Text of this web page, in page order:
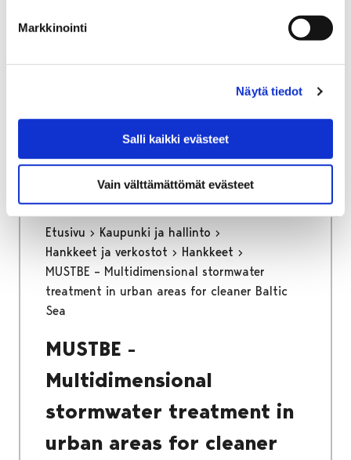
Markkinointi
Näytä tiedot
Salli kaikki evästeet
Vain välttämättömät evästeet
Etusivu
Kasvatus ja koulutus
Yhteystiedot
Yhteystiedot
Etusivu
Kaupunki ja hallinto
Hankkeet ja verkostot
Hankkeet
MUSTBE – Multidimensional stormwater
treatment in urban areas for cleaner Baltic
Sea
MUSTBE -
Multidimensional
stormwater treatment in
urban areas for cleaner